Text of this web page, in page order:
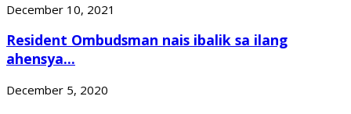
December 10, 2021
Resident Ombudsman nais ibalik sa ilang
ahensya...
December 5, 2020